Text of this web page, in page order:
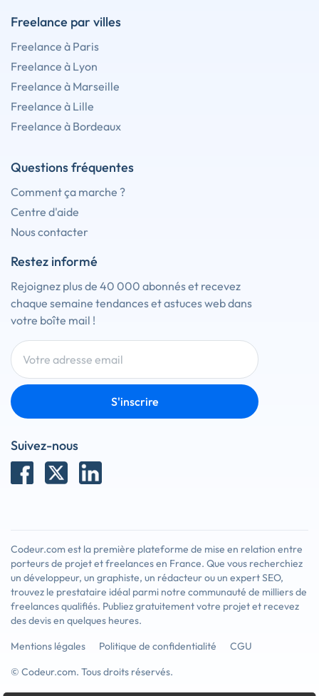
Freelance par villes
Freelance à Paris
Freelance à Lyon
Freelance à Marseille
Freelance à Lille
Freelance à Bordeaux
Questions fréquentes
Comment ça marche ?
Centre d'aide
Nous contacter
Restez informé
Rejoignez plus de 40 000 abonnés et recevez
chaque semaine tendances et astuces web dans
votre boîte mail !
S'inscrire
Suivez-nous
Codeur.com est la première plateforme de mise en relation entre
porteurs de projet et freelances en France. Que vous recherchiez
un développeur, un graphiste, un rédacteur ou un expert SEO,
trouvez le prestataire idéal parmi notre communauté de milliers de
freelances qualifiés. Publiez gratuitement votre projet et recevez
des devis en quelques heures.
Mentions légales
Politique de confidentialité
CGU
© Codeur.com. Tous droits réservés.